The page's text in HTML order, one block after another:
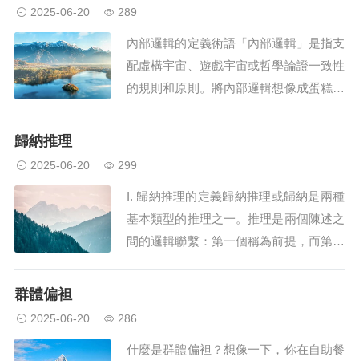
是關於現實的基本結構的：唯心主義者認
為現實的...
2025-06-20 289
內部邏輯的定義術語「內部邏輯」是指支
配虛構宇宙、遊戲宇宙或哲學論證一致性
的規則和原則。將內部邏輯想像成蛋糕的
邏輯的另一種方法是想像一個根據一組不
同的物理定律...
歸納推理
2025-06-20 299
I. 歸納推理的定義歸納推理或歸納是兩種
基本類型的推理之一。推理是兩個陳述之
間的邏輯聯繫：第一個稱為前提，而第二
繹推理中，如果前提是，結論必須是正確
群體偏袒
2025-06-20 286
什麼是群體偏袒？想像一下，你在自助餐